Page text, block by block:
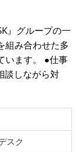
』グループの一
組み合わせた多
います。 ●仕事
談しながら対
スク